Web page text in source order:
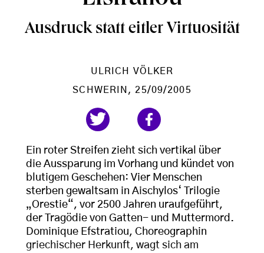
Ausdruck statt eitler Virtuosität
ULRICH VÖLKER
SCHWERIN , 25/09/2005
Ein roter Streifen zieht sich vertikal über
die Aussparung im Vorhang und kündet von
blutigem Geschehen: Vier Menschen
sterben gewaltsam in Aischylos‘ Trilogie
„Orestie“, vor 2500 Jahren uraufgeführt,
der Tragödie von Gatten- und Muttermord.
Dominique Efstratiou, Choreographin
griechischer Herkunft, wagt sich am